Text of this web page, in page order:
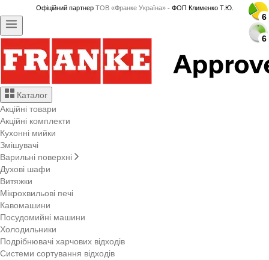
Офіційний партнер ТОВ «Франке Україна»- ФОП Клименко Т.Ю.
Каталог
Акційні товари
Акційні комплекти
Кухонні мийки
Змішувачі
Варильні поверхні
Духові шафи
Витяжки
Мікрохвильові печі
Кавомашини
Посудомийні машини
Холодильники
Подрібнювачі харчових відходів
Системи сортування відходів
6
6
6
6
6
6
6
6
6
6
6
6
6
6
6
6
6
6
6
6
6
6
6
6
6
6
6
6